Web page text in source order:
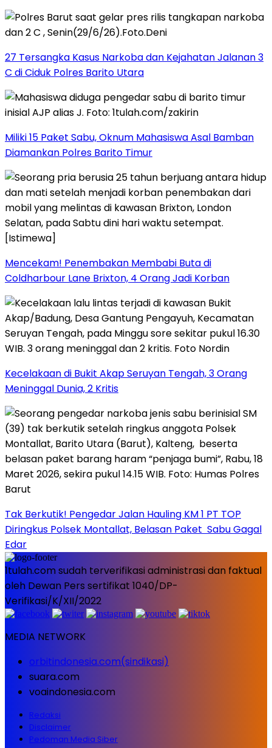
27 Tersangka Kasus Narkoba dan Kejahatan Jalanan 3
C di Ciduk Polres Barito Utara
Miliki 15 Paket Sabu, Oknum Mahasiswa Asal Bamban
Diamankan Polres Barito Timur
Mencekam! Penembakan Membabi Buta di
Coldharbour Lane Brixton, 4 Orang Jadi Korban
Kecelakaan di Bukit Akap Seruyan Tengah, 3 Orang
Meninggal Dunia, 2 Kritis
Tak Berkutik! Pengedar Jalan Hauling KM 1 PT TOP
Diringkus Polsek Montallat, Belasan Paket Sabu Gagal
Edar
1tulah.com sudah terverifikasi administrasi dan faktual
oleh Dewan Pers sertifikat 1040/DP-
Verifikasi/K/XII/2022
MEDIA NETWORK
orbitindonesia.com(sindikasi)
suara.com
voaindonesia.com
Redaksi
Disclaimer
Pedoman Media Siber